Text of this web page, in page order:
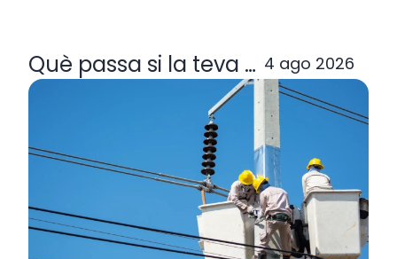
Què passa si la teva 4 ago 2026